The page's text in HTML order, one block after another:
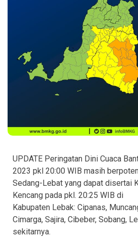
UPDATE Peringatan Dini Cuaca
2023 pkl 20:00 WIB masih
Sedang-Lebat yang dapat disertai
Kencang pada pkl. 20:25 WIB di
Kabupaten Lebak: Cipanas,
Cimarga, Sajira, Cibeber, Sobang,
sekitarnya.